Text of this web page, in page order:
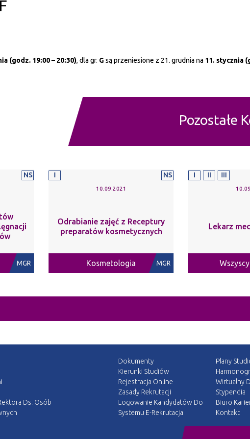
(godz. 19:00 – 20:30), dla gr. Gsą przeniesione z 21. grudnia na 11. stycznia
Pozostałe
NS
MGR
I NS
10.09.2021
Odrabianie zajęć z Receptury
preparatów kosmetycznych
Kosmetologia MGR
I II III
Lekarz
Ds. Osób
Dokumenty
Kierunki Studiów
Rejestracja Online
Zasady Rekrutacji
Logowanie Kandydatów Do
Systemu E-Rekrutacja
Plany
Wirtualny
Stypendia
Biuro
Kontakt